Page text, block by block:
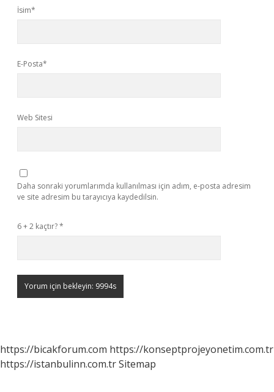
İsim*
E-Posta*
Web Sitesi
Daha sonraki yorumlarımda kullanılması için adım, e-posta adresim
ve site adresim bu tarayıcıya kaydedilsin.
6 + 2 kaçtır?*
https://bicakforum.com https://konseptprojeyonetim.com.tr
https://istanbulinn.com.trSitemap